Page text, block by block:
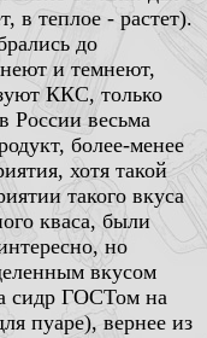
в теплое - растет).
до
и темнеют,
ККС, только
России весьма
более-менее
хотя такой
такого вкуса
кваса, были
но
вкусом
сидр ГОСТом на
пуаре), вернее из